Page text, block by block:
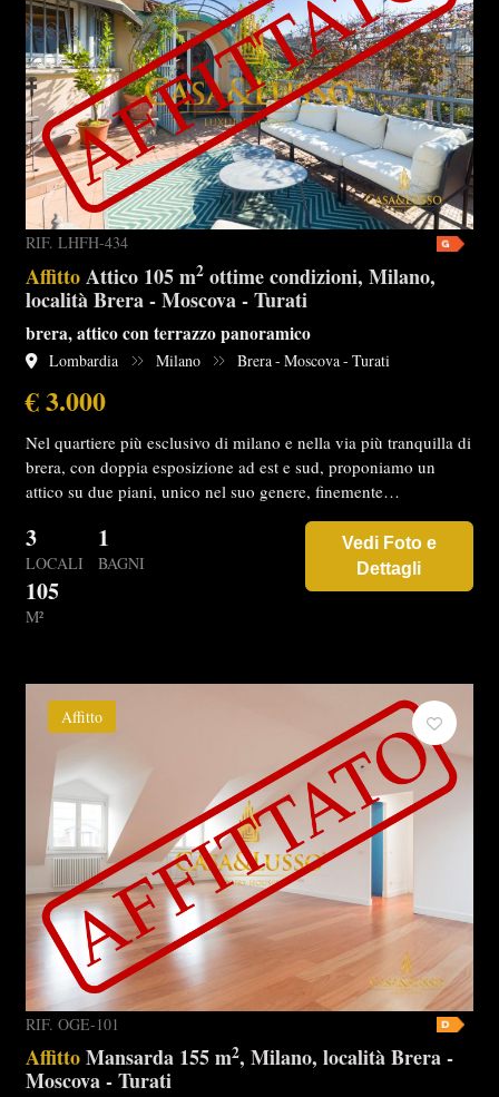
RIF. LHFH-434
AffittoAttico 105 m2 ottime condizioni, Milano,
località Brera - Moscova - Turati
brera, attico con terrazzo panoramico
Lombardia Milano Brera - Moscova - Turati
€ 3.000
Nel quartiere più esclusivo di milano e nella via più tranquilla di
brera, con doppia esposizione ad est e sud, proponiamo un
attico su due piani, unico nel suo genere, finemente…
3
LOCALI
1
BAGNI
105
M²
Vedi Foto e
Dettagli
Affitto
RIF. OGE-101
AffittoMansarda 155 m2, Milano, località Brera -
Moscova - Turati